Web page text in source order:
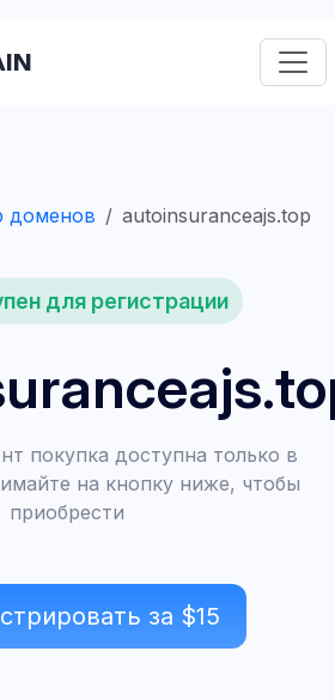
доменов autoinsuranceajs.top
для регистрации
покупка доступна только в
на кнопку ниже, чтобы
приобрести
за $15